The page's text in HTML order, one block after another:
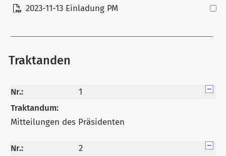
2023-11-13 Einladung PM
Traktanden
Nr.:
1
Traktandum:
Mitteilungen des Präsidenten
Nr.:
2